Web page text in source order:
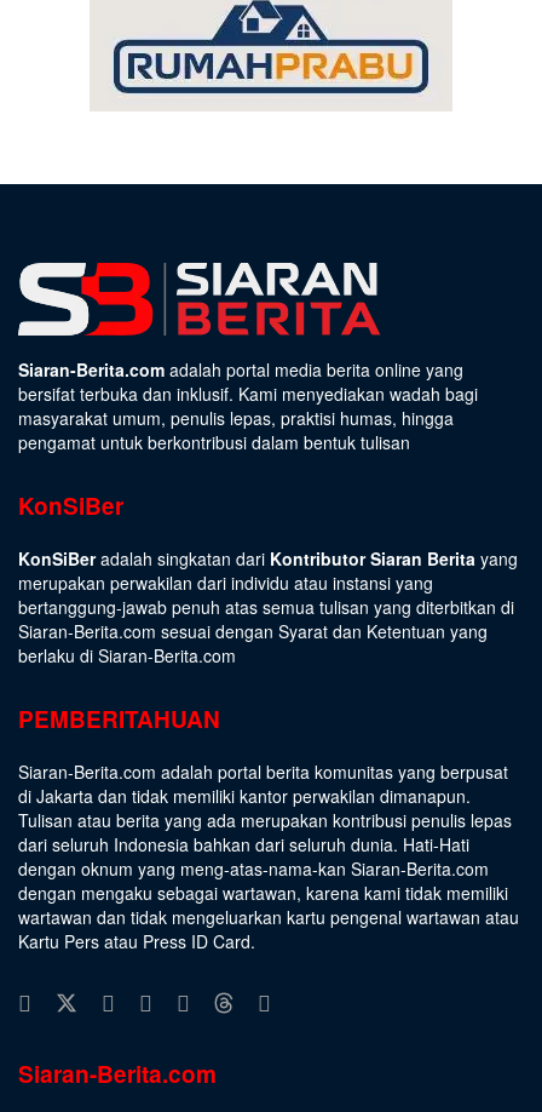
Siaran-Berita.com adalah portal media berita online yang
bersifat terbuka dan inklusif. Kami menyediakan wadah bagi
masyarakat umum, penulis lepas, praktisi humas, hingga
pengamat untuk berkontribusi dalam bentuk tulisan
KonSiBer
KonSiBeradalah singkatan dari Kontributor Siaran Berita yang
merupakan perwakilan dari individu atau instansi yang
bertanggung-jawab penuh atas semua tulisan yang diterbitkan di
Siaran-Berita.com sesuai dengan Syarat dan Ketentuan yang
berlaku di Siaran-Berita.com
PEMBERITAHUAN
Siaran-Berita.com adalah portal berita komunitas yang berpusat
di Jakarta dan tidak memiliki kantor perwakilan dimanapun.
Tulisan atau berita yang ada merupakan kontribusi penulis lepas
dari seluruh Indonesia bahkan dari seluruh dunia. Hati-Hati
dengan oknum yang meng-atas-nama-kan Siaran-Berita.com
dengan mengaku sebagai wartawan, karena kami tidak memiliki
wartawan dan tidak mengeluarkan kartu pengenal wartawan atau
Kartu Pers atau Press ID Card.
Siaran-Berita.com